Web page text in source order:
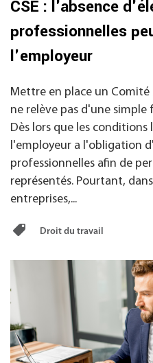
CSE : l'absence
professionnelles
l'employeur
Mettre en place un Comité
ne relève pas d'une
Dès lors que les conditions
l'employeur a l'obligation
professionnelles afin de
représentés. Pourtant,
entreprises,...
Droit du travail